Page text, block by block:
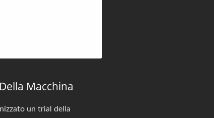
Macchina
un trial della